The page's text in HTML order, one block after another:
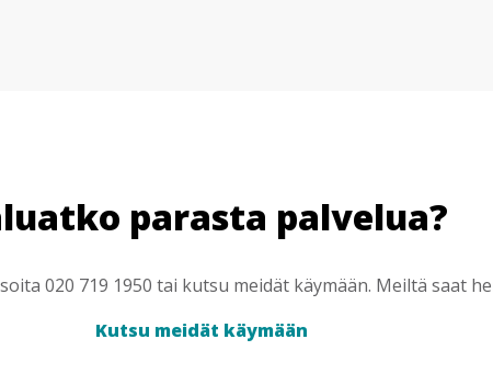
parasta palvelua?
020 719 1950 tai kutsu meidät käymään. Meiltä saat
Kutsu meidät käymään